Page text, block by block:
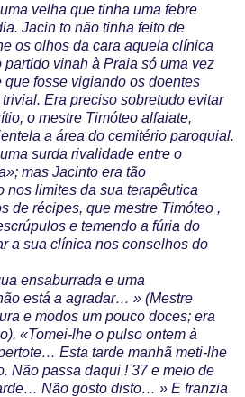
velha que tinha uma febre
Jacin to não tinha feito de
os olhos da cara aquela clínica
vinah à Praia só uma vez
fosse vigiando os doentes
Era preciso sobretudo evitar
o mestre Timóteo alfaiate,
a área do cemitério paroquial.
surda rivalidade entre o
mas Jacinto era tão
nos limites da sua terapêutica
de récipes, que mestre Timóteo ,
e temendo a fúria do
a sua clínica nos conselhos do
ensaburrada e uma
está a agradar… » (Mestre
e modos um pouco doces; era
«Tomei-lhe o pulso ontem à
Esta tarde manhã meti-lhe
Não passa daqui ! 37 e meio de
Não gosto disto… » E franzia